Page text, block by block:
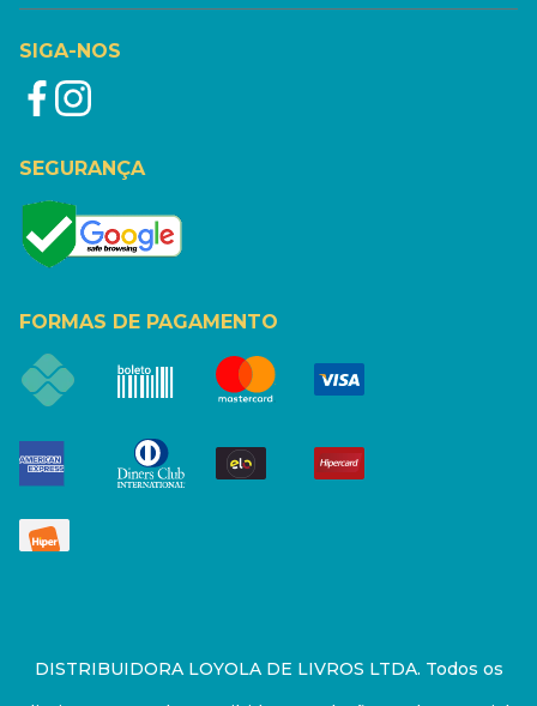
SIGA-NOS
SEGURANÇA
FORMAS DE PAGAMENTO
DISTRIBUIDORA LOYOLA DE LIVROS LTDA. Todos os